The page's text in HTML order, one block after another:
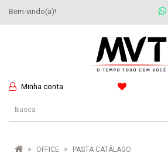
Bem-vindo(a)!
Minha conta
OFFICE PASTA CATÁLAGO